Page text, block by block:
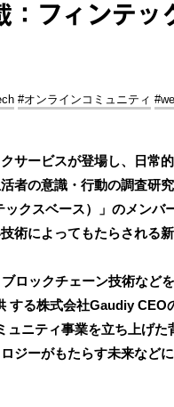
フィンテッ
#オンラインコミュニティ
サービスが登場し、日常
者の意識・行動の調査研
クスベース）」のメンバ
術によってもたらされる
ロックチェーン技術など
する株式会社Gaudiy
ュニティ事業を立ち上げ
ジーがもたらす未来など